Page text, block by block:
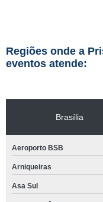
Regiões onde a
eventos atende:
Brasília
Aeroporto BSB
Arniqueiras
Asa Sul